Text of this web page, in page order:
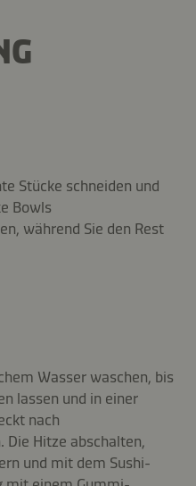
Stücke schneiden und
Bowls
während Sie den Rest
Wasser waschen, bis
lassen und in einer
nach
Die Hitze abschalten,
und mit dem Sushi-